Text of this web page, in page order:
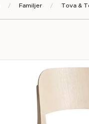
Familjer Tova &